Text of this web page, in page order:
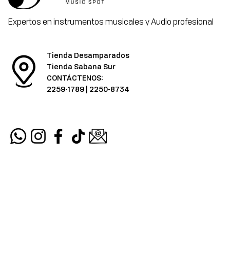
Expertos en instrumentos musicales y Audio profesional
Tienda Desamparados
Tienda Sabana Sur
CONTÁCTENOS:
2259-1789 | 2250-8734